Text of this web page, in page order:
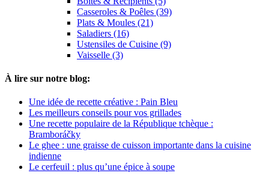
Casseroles & Poêles (39)
Plats & Moules (21)
Saladiers (16)
Ustensiles de Cuisine (9)
Vaisselle (3)
À lire sur notre blog:
Une idée de recette créative : Pain Bleu
Les meilleurs conseils pour vos grillades
Une recette populaire de la République tchèque :
Bramboráčky
Le ghee : une graisse de cuisson importante dans la cuisine
indienne
Le cerfeuil : plus qu’une épice à soupe